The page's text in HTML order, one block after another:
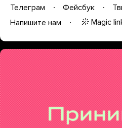
Телеграм Фейсбук
Напишите нам
Magic